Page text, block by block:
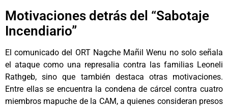
Motivaciones detrás del “Sabotaje
Incendiario”
El comunicado del ORT Nagche Mañil Wenu no solo señala
el ataque como una represalia contra las familias Leoneli
Rathgeb, sino que también destaca otras motivaciones.
Entre ellas se encuentra la condena de cárcel contra cuatro
miembros mapuche de la CAM, a quienes consideran presos